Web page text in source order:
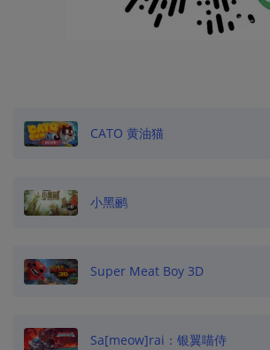
CATO 黄油猫
小黑鹂
Super Meat Boy 3D
Sa[meow]rai：银翼喵侍